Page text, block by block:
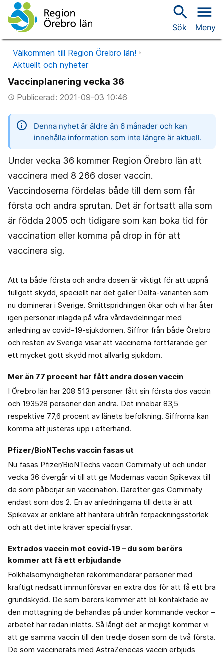
search
Sök
menu
Meny
Välkommen till Region Örebro län!
Aktuellt och nyheter
Vaccinplanering vecka 36
access_timePublicerad: 2021-09-03 10:46
information
Denna nyhet är äldre än 6 månader och kan
innehålla information som inte längre är aktuell.
Under vecka 36 kommer Region Örebro län att
vaccinera med 8 266 doser vaccin.
Vaccindoserna fördelas både till dem som får
första och andra sprutan. Det är fortsatt alla som
är födda 2005 och tidigare som kan boka tid för
vaccination eller komma på drop in för att
vaccinera sig.
Att ta både första och andra dosen är viktigt för att uppnå
fullgott skydd, speciellt när det gäller Delta-varianten som
nu dominerar i Sverige. Smittspridningen ökar och vi har åter
igen personer inlagda på våra vårdavdelningar med
anledning av covid-19-sjukdomen. Siffror från både Örebro
och resten av Sverige visar att vaccinerna fortfarande ger
ett mycket gott skydd mot allvarlig sjukdom.
Mer än 77 procent har fått andra dosen vaccin
I Örebro län har 208 513 personer fått sin första dos vaccin
och 193528 personer den andra. Det innebär 83,5
respektive 77,6 procent av länets befolkning. Siffrorna kan
komma att justeras upp i efterhand.
Pfizer/BioNTechs vaccin fasas ut
Nu fasas Pfizer/BioNTechs vaccin Comirnaty ut och under
vecka 36 övergår vi till att ge Modernas vaccin Spikevax till
de som påbörjar sin vaccination. Därefter ges Comirnaty
endast som dos 2. En av anledningarna till detta är att
Spikevax är enklare att hantera utifrån förpackningsstorlek
och att det inte kräver specialfrysar.
Extrados vaccin mot covid-19 – du som berörs
kommer att få ett erbjudande
Folkhälsomyndigheten rekommenderar personer med
kraftigt nedsatt immunförsvar en extra dos för att få ett bra
grundskydd. De som berörs kommer att bli kontaktade av
den mottagning de behandlas på under kommande veckor –
arbetet har redan inletts. Så långt det är möjligt kommer vi
att ge samma vaccin till den tredje dosen som de två första.
De som vaccinerats med AstraZenecas vaccin erbjuds